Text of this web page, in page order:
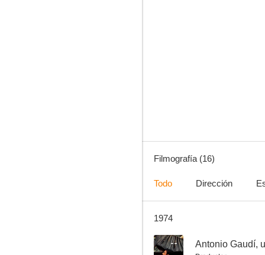
Las últimas banderas
--
Filmografía (16)
Todo Dirección
1974
-- Antonio Gaudí,